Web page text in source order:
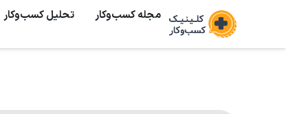
مجله کسب‌وکار تحلیل کسب‌و‌کار